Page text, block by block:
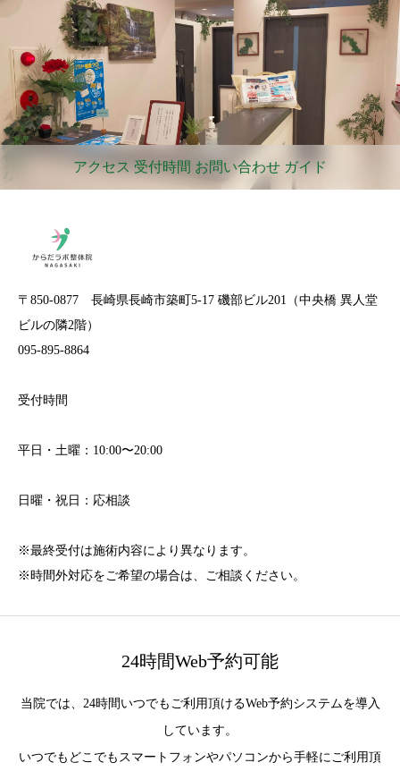
アクセス 受付時間 お問い合わせ ガイド
〒850-0877 長崎県長崎市築町5-17 磯部ビル201（中央橋 異人堂
ビルの隣2階）
095-895-8864
受付時間
平日・土曜：10:00〜20:00
日曜・祝日：応相談
※最終受付は施術内容により異なります。
※時間外対応をご希望の場合は、ご相談ください。
24時間Web予約可能
当院では、24時間いつでもご利用頂けるWeb予約システムを導入
しています。
いつでもどこでもスマートフォンやパソコンから手軽にご利用頂